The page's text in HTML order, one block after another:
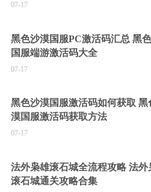
07-17
黑色沙漠国服PC激活码汇总 黑
国服端游激活码大全
07-17
黑色沙漠国服激活码如何获取 黑
漠国服激活码获取方法
07-17
法外枭雄滚石城全流程攻略 法外
滚石城通关攻略合集